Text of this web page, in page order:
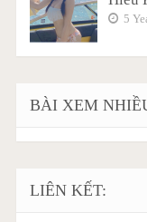
5
BÀI XEM
LIÊN KẾT: